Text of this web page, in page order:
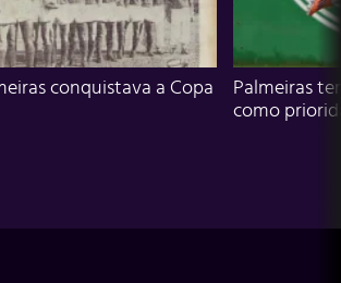
conquistava a Copa
Palmeiras
como